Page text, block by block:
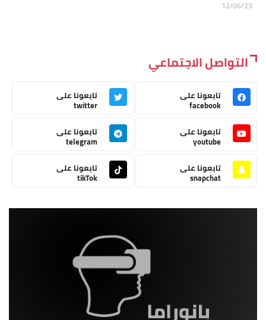
12/06/23
التواصل الاجتماعي
تابعونا على
facebook
تابعونا على
twitter
تابعونا على
youtube
تابعونا على
telegram
تابعونا على
snapchat
تابعونا على
tikTok